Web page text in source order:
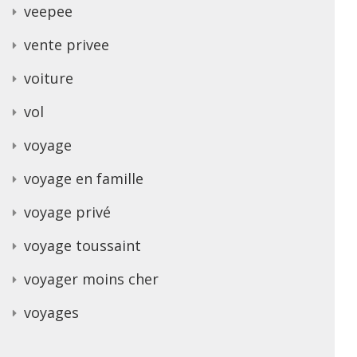
veepee
vente privee
voiture
vol
voyage
voyage en famille
voyage privé
voyage toussaint
voyager moins cher
voyages